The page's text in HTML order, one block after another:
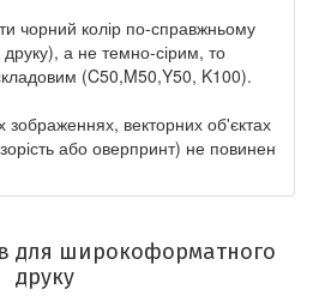
чорний колір по-справжньому
а не темно-сірим, то
(C50,M50,Y50, K100).
зображеннях, векторних об'єктах
або оверпринт) не повинен
для широкоформатного
друку